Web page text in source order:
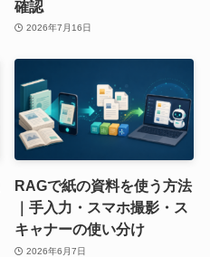
確認
2026年7月16日
RAGで紙の資料を使う方法
｜手入力・スマホ撮影・ス
キャナーの使い分け
2026年6月7日